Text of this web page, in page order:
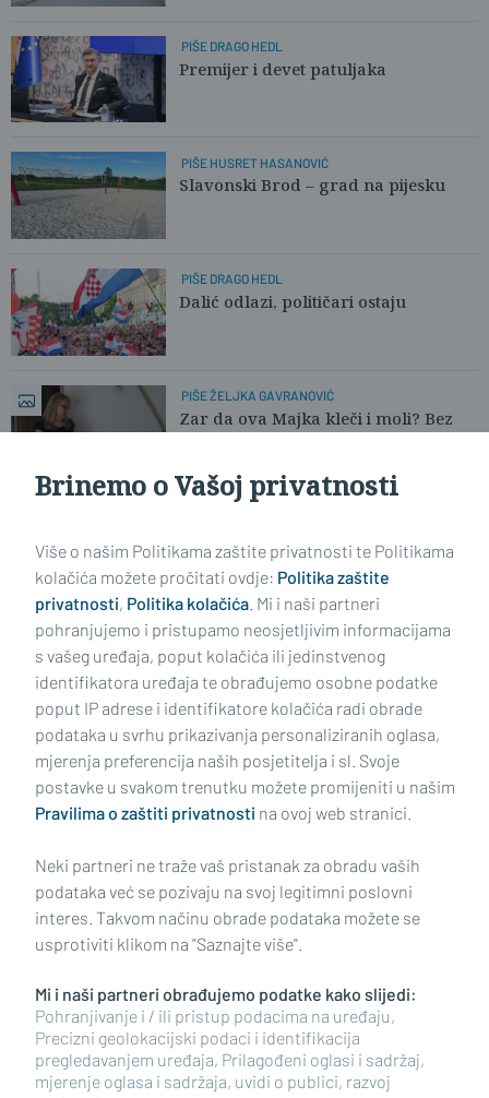
PIŠE DRAGO HEDL
Premijer i devet patuljaka
PIŠE HUSRET HASANOVIĆ
Slavonski Brod – grad na pijesku
PIŠE DRAGO HEDL
Dalić odlazi, političari ostaju
PIŠE ŽELJKA GAVRANOVIĆ
Zar da ova Majka kleči i moli? Bez
pomoći najslabijima, svi tonemo!
Impressum Uvjeti korištenja Politika privatnosti
Politika kolačića Kontakt Pritužbe Suradnici
Oglašavanje
RUBRIKE
BRODSKO-POSAVSKA ŽUPANIJA
POŽEŠKO-SLAVONSKA ŽUPANIJA
Brinemo o Vašoj privatnosti
Više o našim Politikama zaštite privatnosti te Politikama
kolačića možete pročitati ovdje: Politika zaštite
privatnosti, Politika kolačića. Mi i naši partneri
pohranjujemo i pristupamo neosjetljivim informacijama
s vašeg uređaja, poput kolačića ili jedinstvenog
identifikatora uređaja te obrađujemo osobne podatke
poput IP adrese i identifikatore kolačića radi obrade
podataka u svrhu prikazivanja personaliziranih oglasa,
mjerenja preferencija naših posjetitelja i sl. Svoje
postavke u svakom trenutku možete promijeniti u našim
Pravilima o zaštiti privatnosti na ovoj web stranici.
Neki partneri ne traže vaš pristanak za obradu vaših
podataka već se pozivaju na svoj legitimni poslovni
interes. Takvom načinu obrade podataka možete se
usprotiviti klikom na "Saznajte više".
Mi i naši partneri obrađujemo podatke kako slijedi:
Pohranjivanje i / ili pristup podacima na uređaju,
Precizni geolokacijski podaci i identifikacija
pregledavanjem uređaja, Prilagođeni oglasi i sadržaj,
mjerenje oglasa i sadržaja, uvidi o publici, razvoj